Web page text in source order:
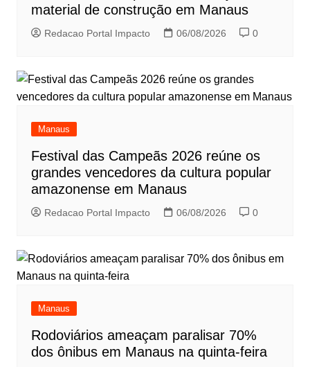
material de construção em Manaus
Redacao Portal Impacto 06/08/2026 0
Manaus
Festival das Campeãs 2026 reúne os
grandes vencedores da cultura popular
amazonense em Manaus
Redacao Portal Impacto 06/08/2026 0
Manaus
Rodoviários ameaçam paralisar 70%
dos ônibus em Manaus na quinta-feira